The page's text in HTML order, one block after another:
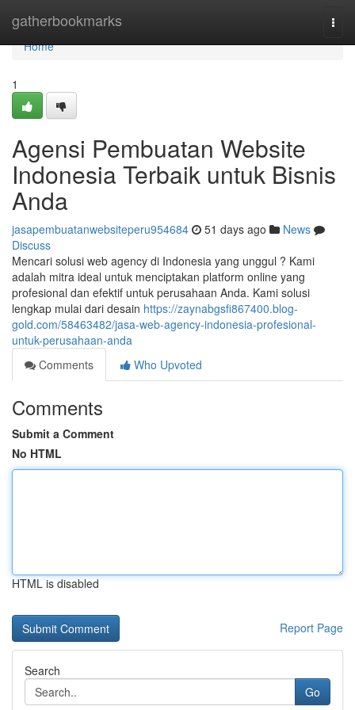
gatherbookmarks
Home
Home
1
Agensi Pembuatan Website
Indonesia Terbaik untuk Bisnis
Anda
jasapembuatanwebsiteperu954684 51 days ago
News
Discuss
Mencari solusi web agency di Indonesia yang unggul ? Kami
adalah mitra ideal untuk menciptakan platform online yang
profesional dan efektif untuk perusahaan Anda. Kami solusi
lengkap mulai dari desain https://zaynabgsfi867400.blog-
gold.com/58463482/jasa-web-agency-indonesia-profesional-
untuk-perusahaan-anda
Comments
Who Upvoted
Comments
Submit a Comment
No HTML
HTML is disabled
Report Page
Search
Go